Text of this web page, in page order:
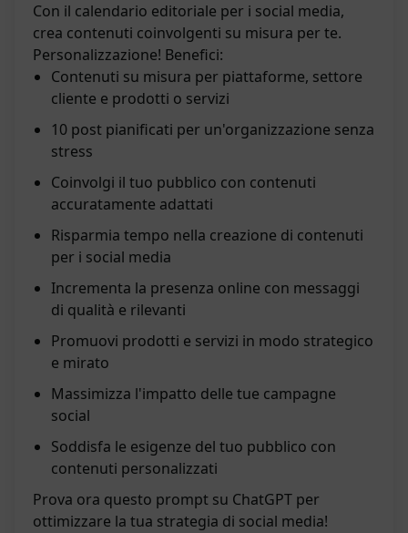
Con il calendario editoriale per i social media,
crea contenuti coinvolgenti su misura per te.
Personalizzazione! Benefici:
Contenuti su misura per piattaforme, settore
cliente e prodotti o servizi
10 post pianificati per un'organizzazione senza
stress
Coinvolgi il tuo pubblico con contenuti
accuratamente adattati
Risparmia tempo nella creazione di contenuti
per i social media
Incrementa la presenza online con messaggi
di qualità e rilevanti
Promuovi prodotti e servizi in modo strategico
e mirato
Massimizza l'impatto delle tue campagne
social
Soddisfa le esigenze del tuo pubblico con
contenuti personalizzati
Prova ora questo prompt su ChatGPT per
ottimizzare la tua strategia di social media!